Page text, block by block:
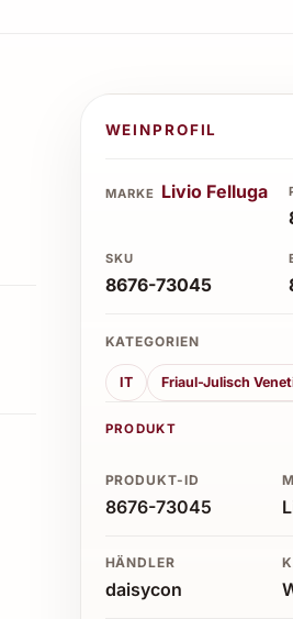
WEINPROFIL
MARKE Livio Felluga
SKU
8676-73045
KATEGORIEN
IT Friaul-Julisch
PRODUKT
PRODUKT-ID
8676-73045
HÄNDLER
daisycon